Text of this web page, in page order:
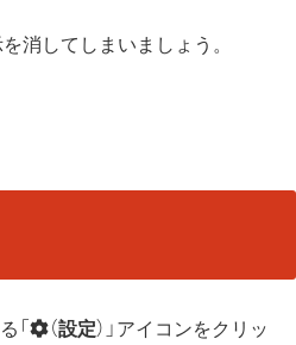
消してしまいましょう。
「 （設定）」アイコンをクリッ